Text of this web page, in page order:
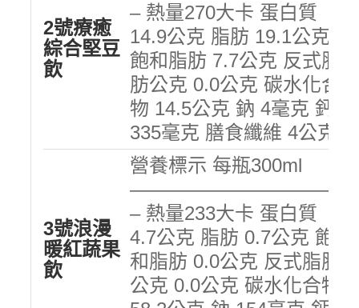
2號療癒
綜合堅豆
飲
– 熱量270大卡 蛋白質
14.9公克 脂肪 19.1公克
飽和脂肪 7.7公克 反式脂
肪公克 0.0公克 碳水化合
物 14.5公克 鈉 4毫克 鈣
335毫克 膳食纖維 4公克
3號浪漫
暖紅蔬果
飲
營養標示 每瓶300ml
———————————
– 熱量233大卡 蛋白質
4.7公克 脂肪 0.7公克 飽
和脂肪 0.0公克 反式脂肪
公克 0.0公克 碳水化合物